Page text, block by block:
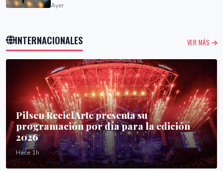
Ayer
INTERNACIONALES VER MÁS
Pilsen ReciclArte presenta su
programación por día para la edición
2026
Hace 1h